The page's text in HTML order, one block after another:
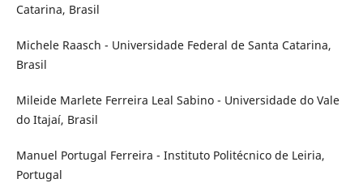
Catarina, Brasil
Michele Raasch - Universidade Federal de Santa Catarina,
Brasil
Mileide Marlete Ferreira Leal Sabino - Universidade do Vale
do Itajaí, Brasil
Manuel Portugal Ferreira - Instituto Politécnico de Leiria,
Portugal